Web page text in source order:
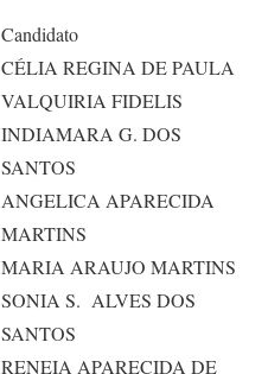
Candidato
CÉLIA REGINA DE PAULA
VALQUIRIA FIDELIS
INDIAMARA G. DOS
SANTOS
ANGELICA APARECIDA
MARTINS
MARIA ARAUJO MARTINS
SONIA S. ALVES DOS
SANTOS
RENEIA APARECIDA DE